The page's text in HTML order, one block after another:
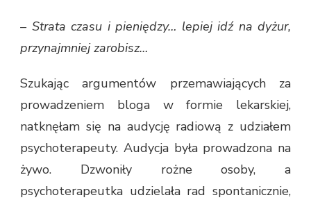
– Strata czasu i pieniędzy… lepiej idź na dyżur,
przynajmniej zarobisz…
Szukając argumentów przemawiających za
prowadzeniem bloga w formie lekarskiej,
natknęłam się na audycję radiową z udziałem
psychoterapeuty. Audycja była prowadzona na
żywo. Dzwoniły rożne osoby, a
psychoterapeutka udzielała rad spontanicznie,